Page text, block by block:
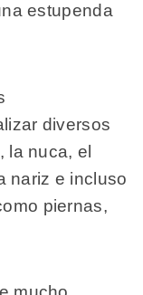
estupenda
diversos
la nuca, el
nariz e incluso
piernas,